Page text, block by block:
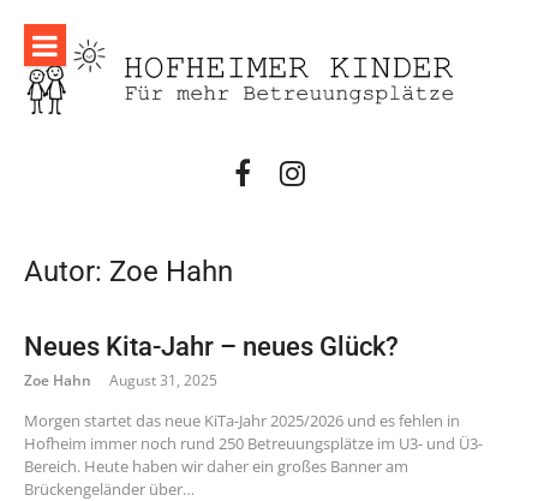
zum
Inhalt
facebookinstagram
Autor: Zoe Hahn
Neues Kita-Jahr – neues Glück?
Zoe Hahn August 31, 2025
Morgen startet das neue KiTa-Jahr 2025/2026 und es fehlen in
Hofheim immer noch rund 250 Betreuungsplätze im U3- und Ü3-
Bereich. Heute haben wir daher ein großes Banner am
Brückengeländer über…